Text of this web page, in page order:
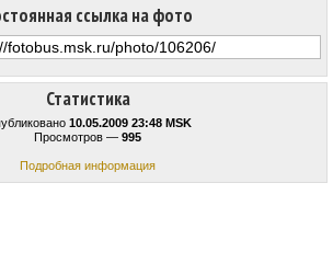
Статистика
10.05.2009 23:48 MSK
Просмотров — 995
Подробная информация
ссылка на фото